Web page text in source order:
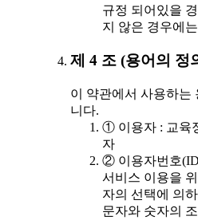
규정 되어있을
지 않은 경우에
제 4 조 (용어의 정
이 약관에서 사용하는
니다.
① 이용자 : 교육
자
② 이용자번호
서비스 이용을
자의 선택에 의
문자와 숫자의